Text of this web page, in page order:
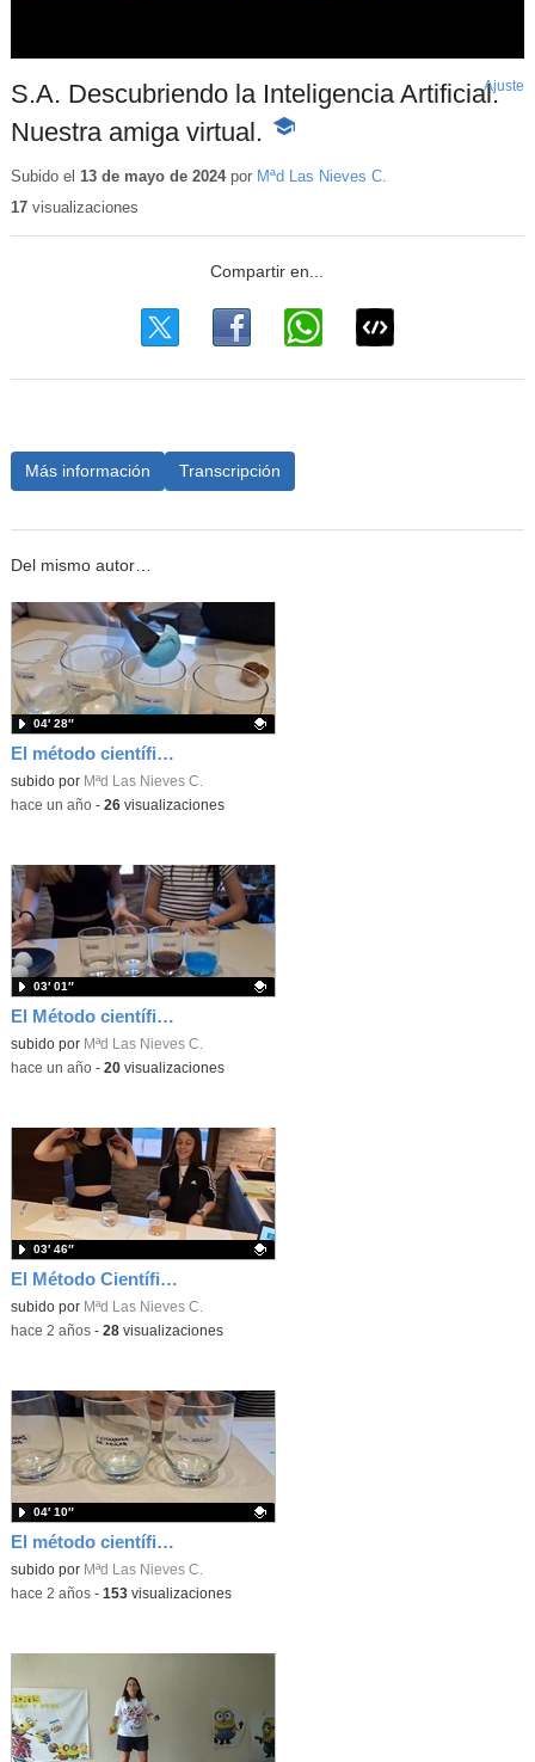
S.A. Descubriendo la Inteligencia Artificial.
Nuestra amiga virtual.
-
educativo
Ajuste
Subido el 13 de mayo de 2024por Mªd Las Nieves C.
17visualizaciones
Más información Transcripción
Del mismo autor…
El método científico (parte 4)
Contenido educativo.
subido por Mªd Las Nieves C.
04′ 28″
-hace un año- 26visualizaciones
El Método científico (parte 3)
Contenido educativo.
subido por Mªd Las Nieves C.
03′ 01″
-hace un año- 20visualizaciones
El Método Científico. ¿Cómo afecta el azúcar a nuestros dientes? Parte 2.
Contenido educativo.
subido por Mªd Las Nieves C.
03′ 46″
-hace 2 años- 28visualizaciones
El método científico. ¿Cómo afecta el azúcar a nuestros dientes?
Contenido educativo.
subido por Mªd Las Nieves C.
04′ 10″
-hace 2 años- 153visualizaciones